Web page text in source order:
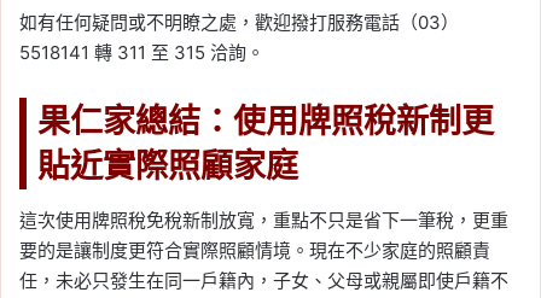
如有任何疑問或不明瞭之處，歡迎撥打服務電話（03）
5518141 轉 311 至 315 洽詢。
果仁家總結：使用牌照稅新制更
貼近實際照顧家庭
這次使用牌照稅免稅新制放寬，重點不只是省下一筆稅，更重
要的是讓制度更符合實際照顧情境。現在不少家庭的照顧責
任，未必只發生在同一戶籍內，子女、父母或親屬即使戶籍不